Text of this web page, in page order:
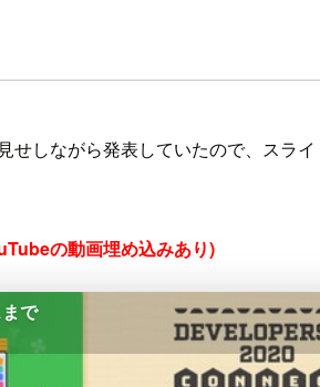
しながら発表していたので、スラ
の動画埋め込みあり)